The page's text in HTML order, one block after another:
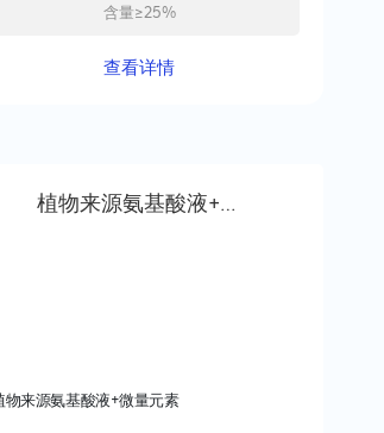
含量≥25%
查看详情
植物来源氨基酸液+微